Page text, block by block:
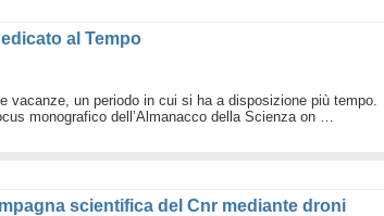
al Tempo
vacanze, un periodo in cui si ha a disposizione più tempo.
monografico dell’Almanacco della Scienza on …
scientifica del Cnr mediante droni